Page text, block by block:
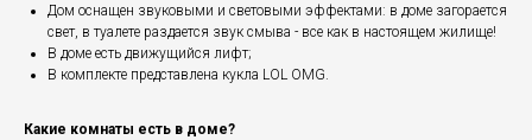
Дом оснащен звуковыми и световыми эффектами: в доме загорается
свет, в туалете раздается звук смыва - все как в настоящем жилище!
В доме есть движущийся лифт;
В комплекте представлена кукла LOL OMG.
Какие комнаты есть в доме?